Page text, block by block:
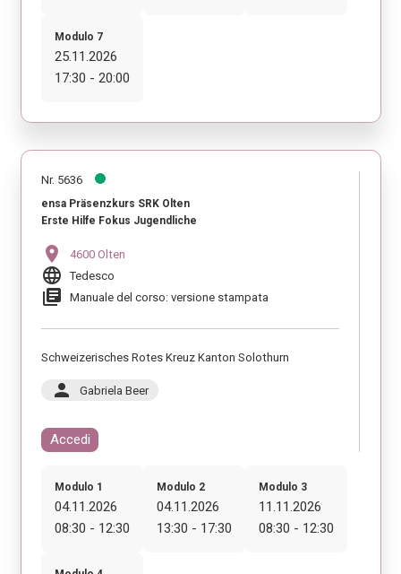
Modulo 7
25.11.2026
17:30 - 20:00
Nr. 5636
ensa Präsenzkurs SRK Olten
Erste Hilfe Fokus Jugendliche
location_on 4600 Olten
language Tedesco
library_books Manuale del corso: versione stampata
Schweizerisches Rotes Kreuz Kanton Solothurn
person Gabriela Beer
Accedi
Modulo 1
04.11.2026
08:30 - 12:30
Modulo 2
04.11.2026
13:30 - 17:30
Modulo 3
11.11.2026
08:30 - 12:30